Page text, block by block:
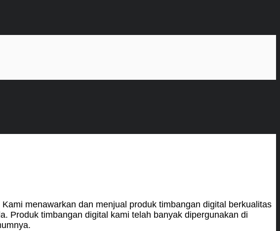
menawarkan dan menjual produk timbangan digital berkualitas
Produk timbangan digital kami telah banyak dipergunakan di